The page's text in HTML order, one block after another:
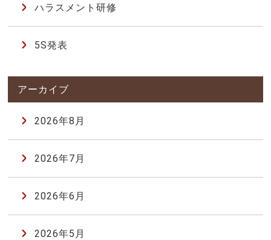
ハラスメント研修
5S発表
2026年8月
2026年7月
2026年6月
2026年5月